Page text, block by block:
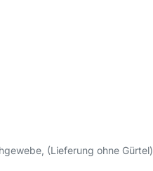
(Lieferung ohne Gürtel)